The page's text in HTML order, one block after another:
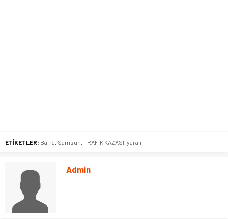
ETİKETLER: Bafra, Samsun, TRAFİK KAZASI, yaralı
Admin